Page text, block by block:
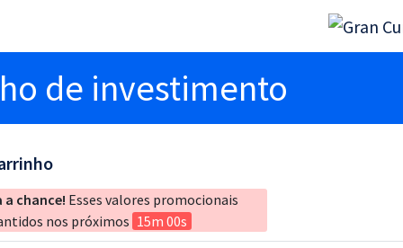
de investimento
a chance! Esses valores promocionais
nos próximos 15m 00s